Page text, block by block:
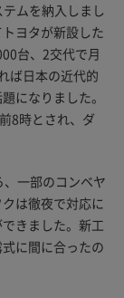
ムを納入しまし
ヨタが新設した
台、2交代で月
ば日本の近代的
になりました。
8時とされ、ダ
一部のコンベヤ
は徹夜で対応に
きました。新工
に間に合ったの